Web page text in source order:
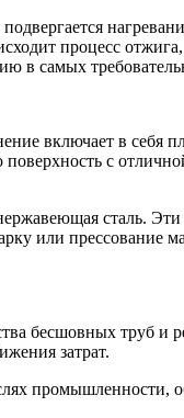
процесс
в самых
включает в себя
с
сталь.
или прессование
бесшовных труб и
затрат.
промышленности,